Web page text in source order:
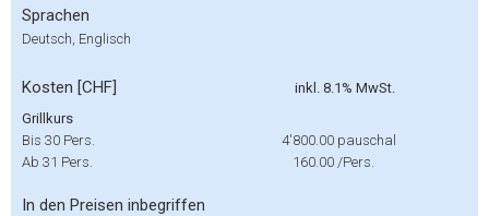
Sprachen
Deutsch, Englisch
Kosten [CHF]
inkl. 8.1% MwSt.
Grillkurs
Bis 30 Pers.
4'800.00 pauschal
Ab 31 Pers.
160.00 /Pers.
In den Preisen inbegriffen